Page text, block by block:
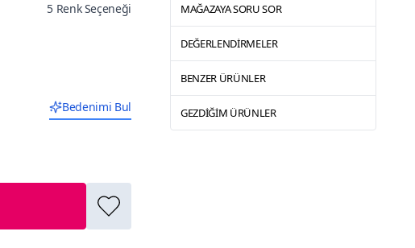
5 Renk Seçeneği
Bedenimi Bul
MAĞAZAYA SORU SOR
DEĞERLENDIRMELER
BENZER ÜRÜNLER
GEZDIĞIM ÜRÜNLER